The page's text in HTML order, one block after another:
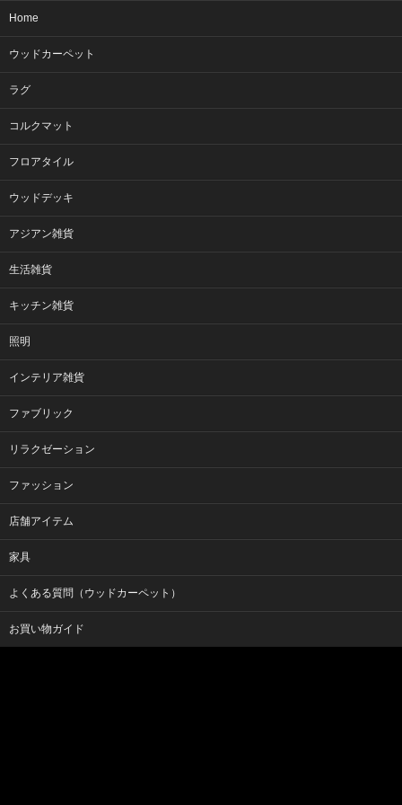
Home
ウッドカーペット
ラグ
コルクマット
フロアタイル
ウッドデッキ
アジアン雑貨
生活雑貨
キッチン雑貨
照明
インテリア雑貨
ファブリック
リラクゼーション
ファッション
店舗アイテム
家具
よくある質問（ウッドカーペット）
お買い物ガイド